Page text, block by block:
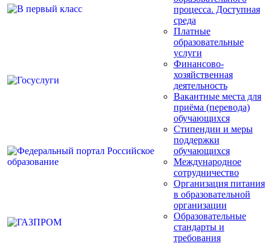
процесса. Доступная
среда
Платные
образовательные
услуги
Финансово-
хозяйственная
деятельность
Вакантные места для
приёма (перевода)
обучающихся
Стипендии и меры
поддержки
обучающихся
Международное
сотрудничество
Организация питания
в образовательной
организации
Образовательные
стандарты и
требования